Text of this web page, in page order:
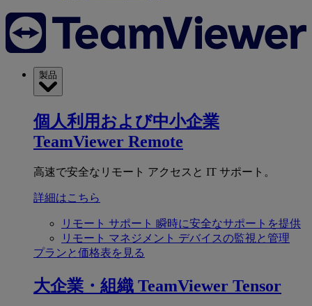
製品
個人利用および中小企業
TeamViewer Remote
高速で安全なリモート アクセスと IT サポート。
詳細はこちら
リモート サポート 瞬時に安全なサポートを提供
リモート マネジメント デバイスの監視と管理
プランと価格表を見る
大企業・組織 TeamViewer Tensor